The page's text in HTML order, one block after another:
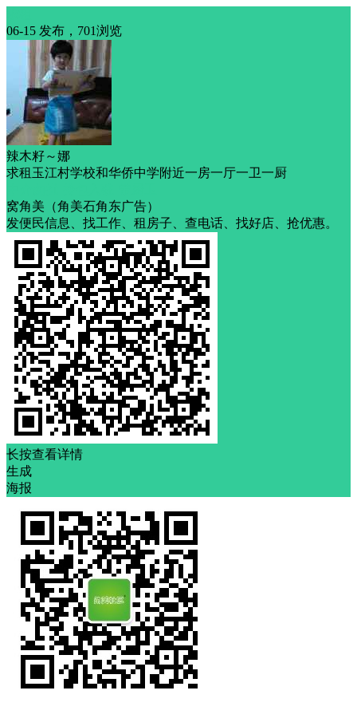
06-15 发布，701浏览
辣木籽～娜
求租玉江村学校和华侨中学附近一房一厅一卫一厨
窝角美（角美石角东广告）
发便民信息、找工作、租房子、查电话、找好店、抢优惠。
长按查看详情
生成
海报